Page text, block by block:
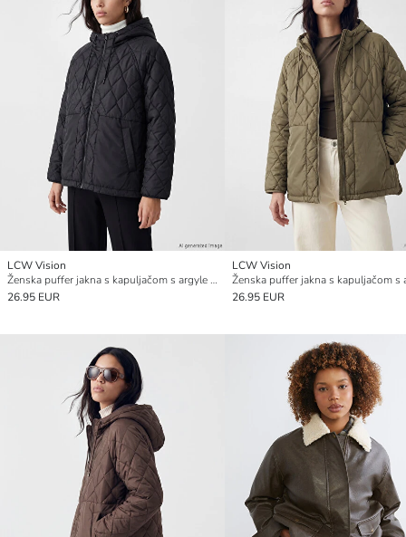
LCW Vision
Ženska puffer jakna s kapuljačom s argyle uzorkom
26.95 EUR
LCW Vision
26.95 EUR